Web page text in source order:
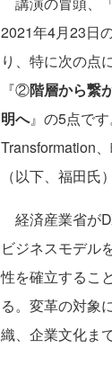
2021年4月23日
り、特に次の点
『②階層から繋
明へ』の5点で
Transformation
（以下、福田氏
経済産業省が
ビジネスモデル
性を確立するこ
る。変革の対象
織、企業文化ま